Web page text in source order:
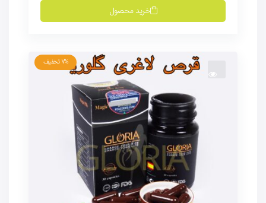
خرید محصول
7% تخفیف